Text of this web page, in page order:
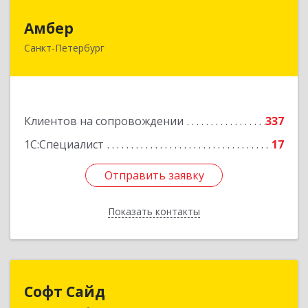
Амбер
Санкт-Петербург
Клиентов на сопровождении
337
1С:Специалист
17
Отправить заявку
Показать контакты
191119, Санкт-Петербург г, Правды ул, дом №
Отправить заявку
Назад
Софт Сайд